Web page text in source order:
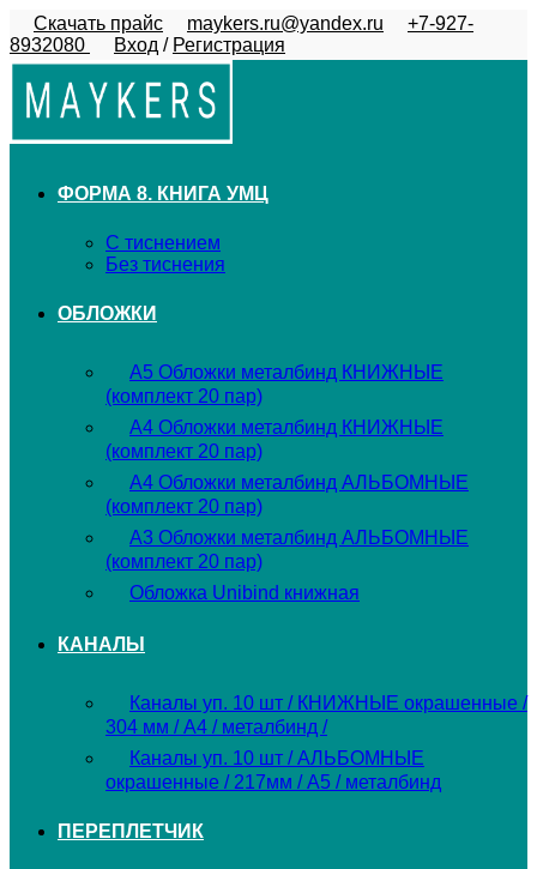
Перейти
к
содержимому
Скачать прайс maykers.ru@yandex.ru
+7-927-
8932080
Вход / Регистрация
ФОРМА 8. КНИГА УМЦ
С тиснением
Без тиснения
ОБЛОЖКИ
А5 Обложки металбинд КНИЖНЫЕ
(комплект 20 пар)
А4 Обложки металбинд КНИЖНЫЕ
(комплект 20 пар)
А4 Обложки металбинд АЛЬБОМНЫЕ
(комплект 20 пар)
А3 Обложки металбинд АЛЬБОМНЫЕ
(комплект 20 пар)
Обложка Unibind книжная
КАНАЛЫ
Каналы уп. 10 шт / КНИЖНЫЕ окрашенные /
304 мм / А4 / металбинд /
Каналы уп. 10 шт / АЛЬБОМНЫЕ
окрашенные / 217мм / А5 / металбинд
ПЕРЕПЛЕТЧИК